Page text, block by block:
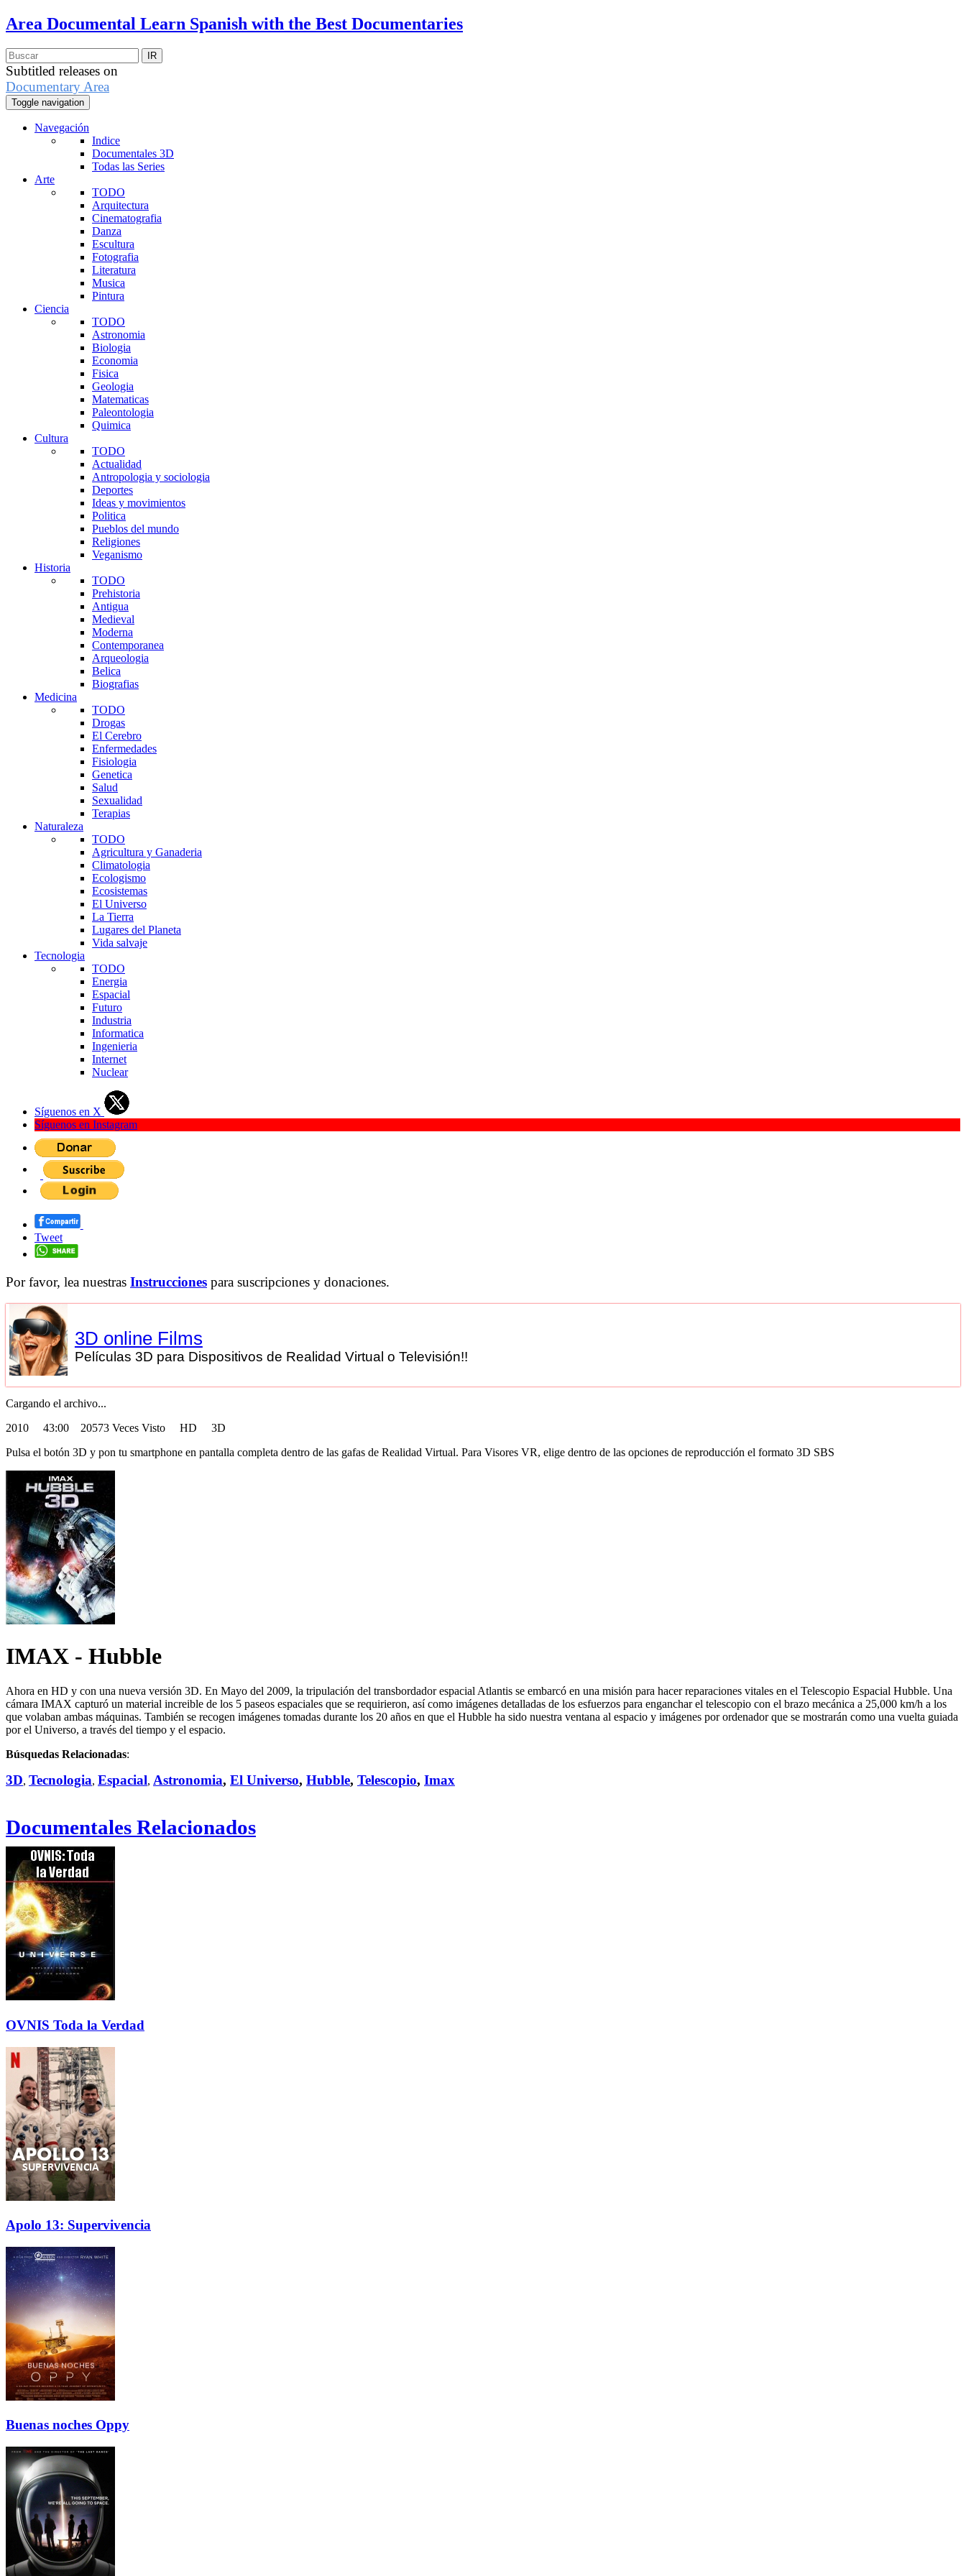
Area Documental Learn Spanish with the Best Documentaries
Subtitled releases on
Documentary Area
Toggle navigation
Navegación
Indice
Documentales 3D
Todas las Series
Arte
TODO
Arquitectura
Cinematografia
Danza
Escultura
Fotografia
Literatura
Musica
Pintura
Ciencia
TODO
Astronomia
Biologia
Economia
Fisica
Geologia
Matematicas
Paleontologia
Quimica
Cultura
TODO
Actualidad
Antropologia y sociologia
Deportes
Ideas y movimientos
Politica
Pueblos del mundo
Religiones
Veganismo
Historia
TODO
Prehistoria
Antigua
Medieval
Moderna
Contemporanea
Arqueologia
Belica
Biografias
Medicina
TODO
Drogas
El Cerebro
Enfermedades
Fisiologia
Genetica
Salud
Sexualidad
Terapias
Naturaleza
TODO
Agricultura y Ganaderia
Climatologia
Ecologismo
Ecosistemas
El Universo
La Tierra
Lugares del Planeta
Vida salvaje
Tecnologia
TODO
Energia
Espacial
Futuro
Industria
Informatica
Ingenieria
Internet
Nuclear
Síguenos en X
Síguenos en Instagram
Tweet
Por favor, lea nuestras Instrucciones para suscripciones y donaciones.
3D online Films
Películas 3D para Dispositivos de Realidad Virtual o Televisión!!
Cargando el archivo...
2010 43:00 20573 Veces Visto HD 3D
Pulsa el botón 3D y pon tu smartphone en pantalla completa dentro de las gafas de Realidad Virtual. Para Visores VR, elige dentro de las opciones de reproducción el formato 3D SBS
IMAX - Hubble
Ahora en HD y con una nueva versión 3D. En Mayo del 2009, la tripulación del transbordador espacial Atlantis se embarcó en una misión para hacer reparaciones vitales en el Telescopio Espacial Hubble. Una
cámara IMAX capturó un material increible de los 5 paseos espaciales que se requirieron, así como imágenes detalladas de los esfuerzos para enganchar el telescopio con el brazo mecánica a 25,000 km/h a los
que volaban ambas máquinas. También se recogen imágenes tomadas durante los 20 años en que el Hubble ha sido nuestra ventana al espacio y imágenes por ordenador que se mostrarán como una vuelta guiada
por el Universo, a través del tiempo y el espacio.
Búsquedas Relacionadas:
3D, Tecnologia, Espacial, Astronomia, El Universo, Hubble, Telescopio, Imax
Documentales Relacionados
OVNIS Toda la Verdad
Apolo 13: Supervivencia
Buenas noches Oppy